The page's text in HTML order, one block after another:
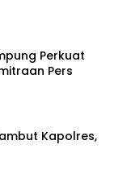
Perkuat
Pers
Kapolres,